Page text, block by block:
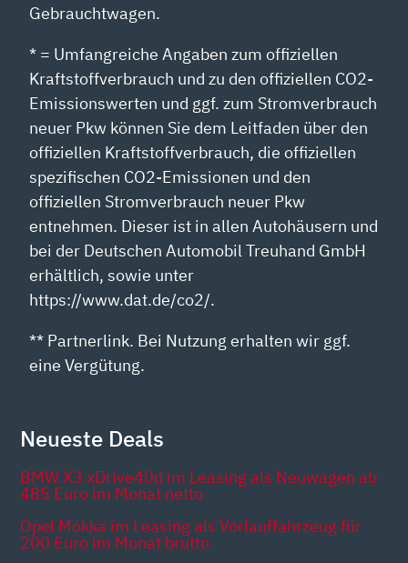
Gebrauchtwagen.
* = Umfangreiche Angaben zum offiziellen
Kraftstoffverbrauch und zu den offiziellen CO2-
Emissionswerten und ggf. zum Stromverbrauch
neuer Pkw können Sie dem Leitfaden über den
offiziellen Kraftstoffverbrauch, die offiziellen
spezifischen CO2-Emissionen und den
offiziellen Stromverbrauch neuer Pkw
entnehmen. Dieser ist in allen Autohäusern und
bei der Deutschen Automobil Treuhand GmbH
erhältlich, sowie unter
https://www.dat.de/co2/.
** Partnerlink. Bei Nutzung erhalten wir ggf.
eine Vergütung.
Neueste Deals
BMW X3 xDrive40d im Leasing als Neuwagen ab
485 Euro im Monat netto
Opel Mokka im Leasing als Vorlauffahrzeug für
200 Euro im Monat brutto